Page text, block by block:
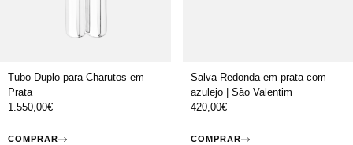
Tubo Duplo para Charutos em
Prata
1.550,00€
COMPRAR
Salva Redonda em prata com
azulejo | São Valentim
420,00€
COMPRAR